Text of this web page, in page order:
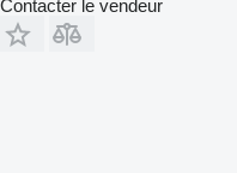
Contacter le vendeur